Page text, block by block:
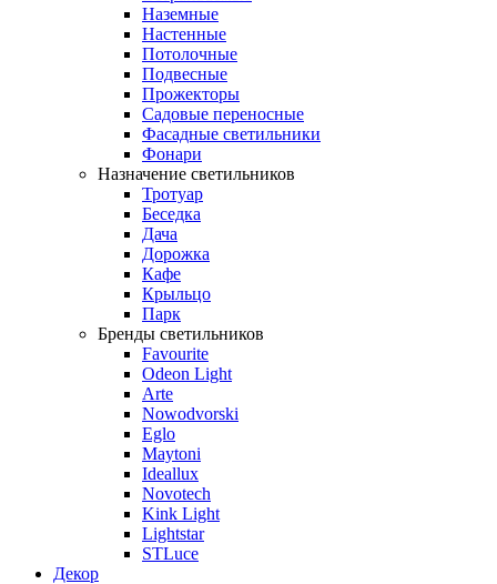
Наземные
Настенные
Потолочные
Подвесные
Прожекторы
Садовые переносные
Фасадные светильники
Фонари
Назначение светильников
Тротуар
Беседка
Дача
Дорожка
Кафе
Крыльцо
Парк
Бренды светильников
Favourite
Odeon Light
Arte
Nowodvorski
Eglo
Maytoni
Ideallux
Novotech
Kink Light
Lightstar
STLuce
Декор